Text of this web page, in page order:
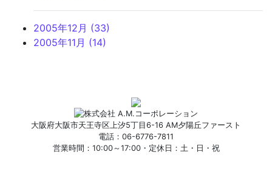
2005年12月 (33)
2005年11月 (14)
大阪府大阪市天王寺区上汐5丁目6-16 AM夕陽丘ファースト
電話：06-6776-7811
営業時間：10:00～17:00・定休日：土・日・祝